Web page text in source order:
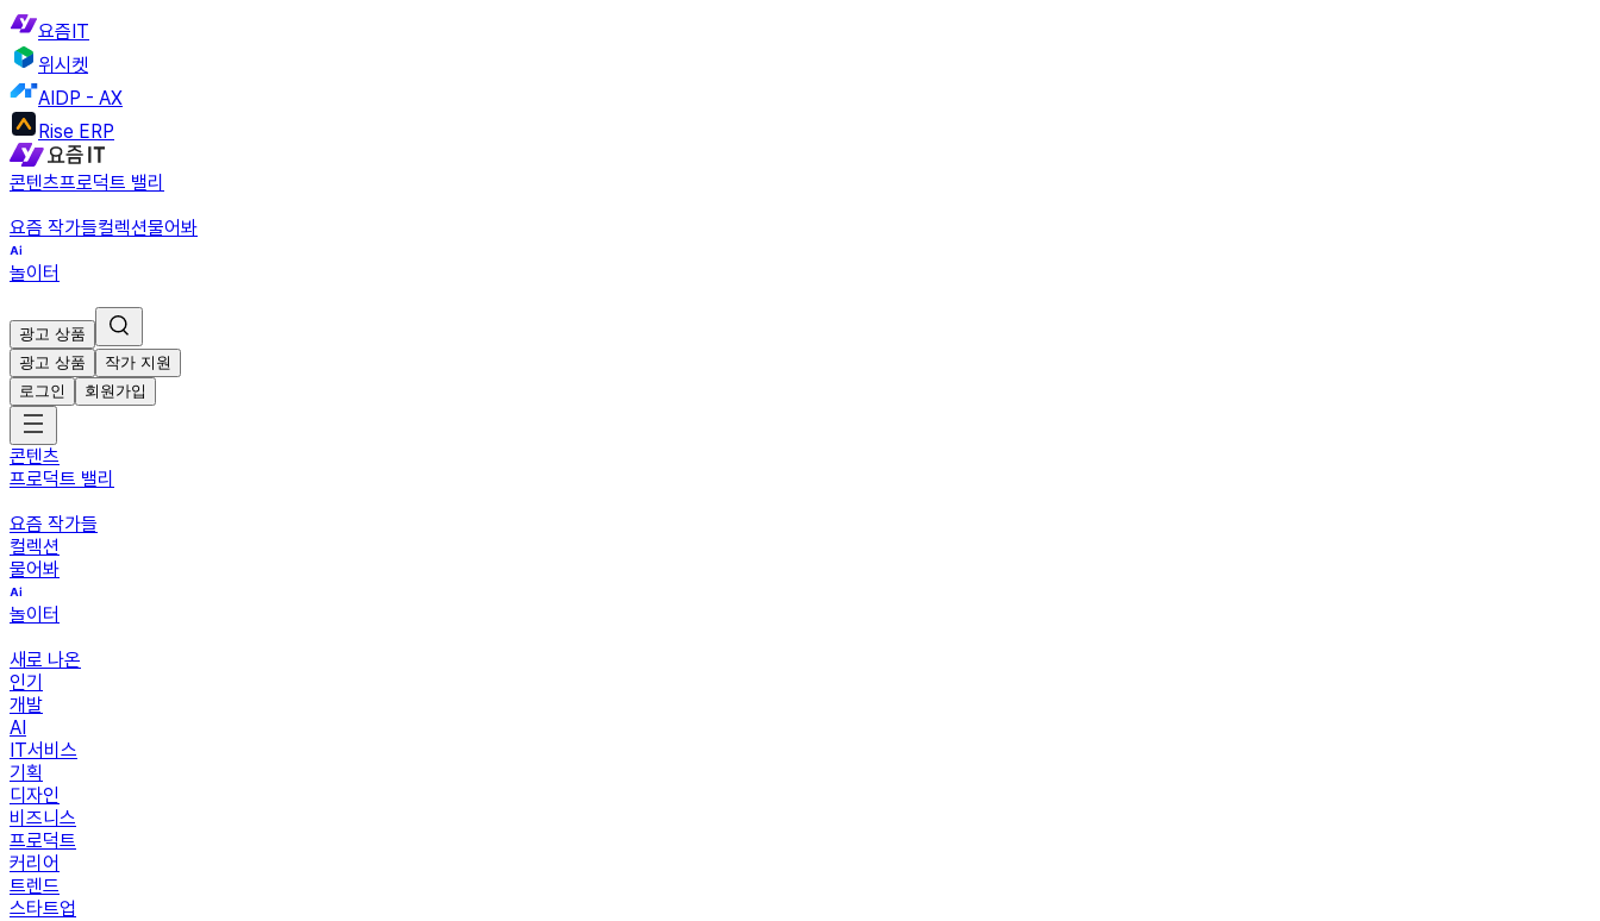
요즘IT
위시켓
AIDP - AX
Rise ERP
콘텐츠프로덕트 밸리
요즘 작가들컬렉션물어봐
놀이터
광고 상품
광고 상품
작가 지원
로그인
회원가입
콘텐츠
프로덕트 밸리
요즘 작가들
컬렉션
물어봐
놀이터
새로 나온
인기
개발
AI
IT서비스
기획
디자인
비즈니스
프로덕트
커리어
트렌드
스타트업